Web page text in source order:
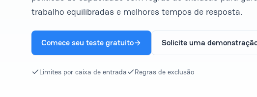
trabalho equilibradas e melhores tempos de resposta.
Comece seu teste gratuito Solicite uma
Limites por caixa de entrada Regras de exclusão